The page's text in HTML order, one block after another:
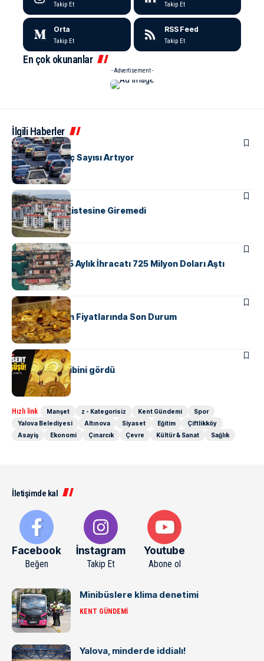
Takip Et Takip Et
Orta
Takip Et
RSS Feed
Takip Et
En çok okunanlar
- Advertisement -
İlgili Haberler
EKONOMI
Yalova’da Araç Sayısı Artıyor
EKONOMI
Yalova, TOKİ Listesine Giremedi
EKONOMI
Yalova’nın İlk 5 Aylık İhracatı 725 Milyon Doları Aştı
EKONOMI
Yalova’da Altın Fiyatlarında Son Durum
EKONOMI
Altın iki ayın dibini gördü
Hızlı link Manşet z - Kategorisiz Kent Gündemi
Spor
Yalova Belediyesi
Altınova Siyaset Eğitim
Çiftlikköy
Asayiş
Ekonomi Çınarcık Çevre Kültür & Sanat Sağlık
İletişimde kal
Facebook
Beğen
İnstagram
Takip Et
Youtube
Abone ol
Minibüslere klima denetimi
KENT GÜNDEMI
Yalova, minderde iddialı!